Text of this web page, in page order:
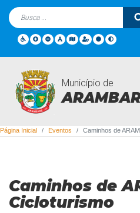
Município de
Eventos
Página Inicial Eventos Caminhos de
Caminhos de
Cicloturismo